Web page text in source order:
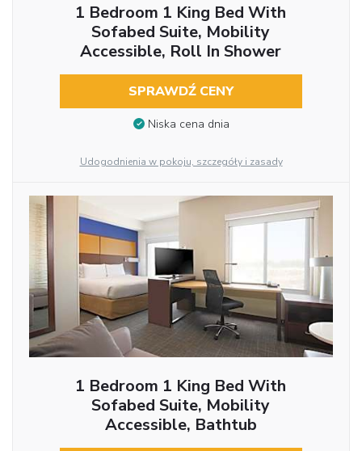
1 Bedroom 1 King Bed With
Sofabed Suite, Mobility
Accessible, Roll In Shower
SPRAWDŹ CENY
Niska cena dnia
Udogodnienia w pokoju, szczegóły i zasady
1 Bedroom 1 King Bed With
Sofabed Suite, Mobility
Accessible, Bathtub